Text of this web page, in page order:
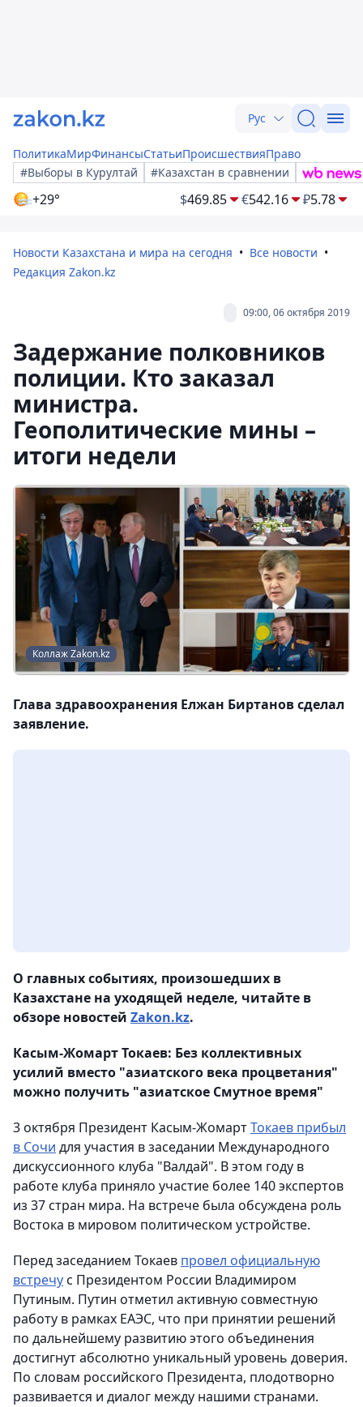
Рус
ПолитикаМирФинансыСтатьиПроисшествияПраво
#Выборы в Курултай
#Казахстан в сравнении
+29° $469.85 €542.16 ₽5.78
Новости Казахстана и мира на сегодня
Все новости
Редакция Zakon.kz
09:00, 06 октября 2019
Задержание полковников
полиции. Кто заказал
министра.
Геополитические мины –
итоги недели
Коллаж Zakon.kz
Глава здравоохранения Елжан Биртанов сделал
заявление.
О главных событиях, произошедших в
Казахстане на уходящей неделе, читайте в
обзоре новостей Zakon.kz.
Касым-Жомарт Токаев: Без коллективных
усилий вместо "азиатского века процветания"
можно получить "азиатское Смутное время"
3 октября Президент Касым-ЖомартТокаев прибыл
в Сочи для участия в заседании Международного
дискуссионного клуба "Валдай". В этом году в
работе клуба приняло участие более 140 экспертов
из 37 стран мира. На встрече была обсуждена роль
Востока в мировом политическом устройстве.
Перед заседанием Токаев провел официальную
встречус Президентом России Владимиром
Путиным. Путин отметил активную совместную
работу в рамках ЕАЭС, что при принятии решений
по дальнейшему развитию этого объединения
достигнут абсолютно уникальный уровень доверия.
По словам российского Президента, плодотворно
развивается и диалог между нашими странами.